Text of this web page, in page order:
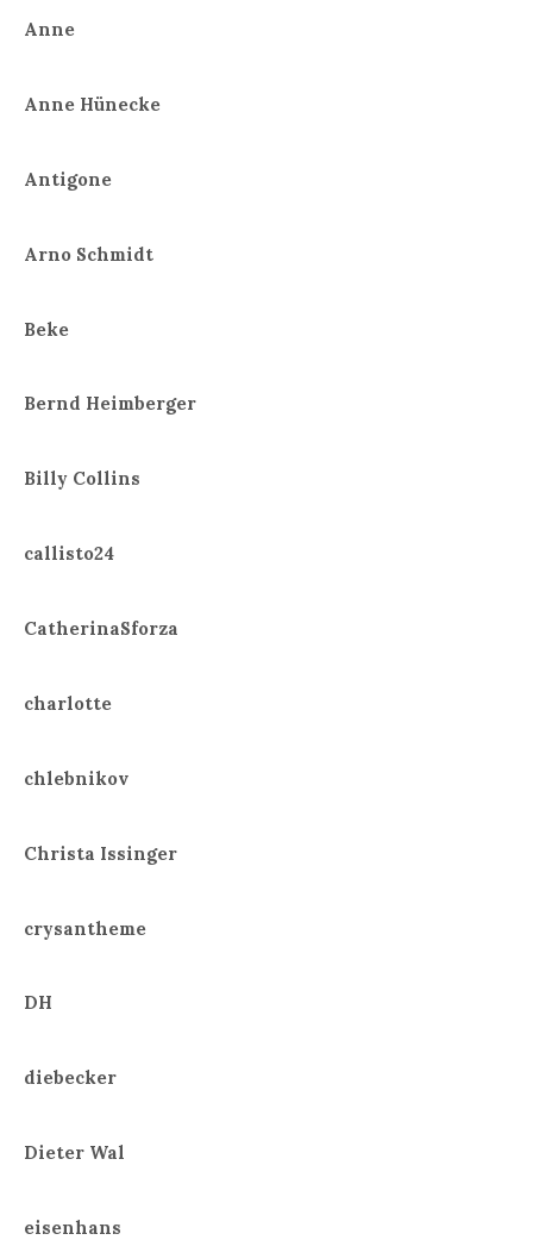
Anne
Anne Hünecke
Antigone
Arno Schmidt
Beke
Bernd Heimberger
Billy Collins
callisto24
CatherinaSforza
charlotte
chlebnikov
Christa Issinger
crysantheme
DH
diebecker
Dieter Wal
eisenhans